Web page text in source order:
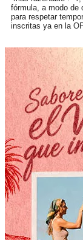
fórmula, a modo de
para respetar
inscritas ya en la